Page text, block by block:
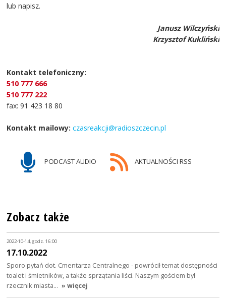
lub napisz.
Janusz Wilczyński
Krzysztof Kukliński
Kontakt telefoniczny:
510 777 666
510 777 222
fax: 91 423 18 80
Kontakt mailowy: czasreakcji@radioszczecin.pl
PODCAST AUDIO AKTUALNOŚCI RSS
Zobacz także
2022-10-14, godz. 16:00
17.10.2022
Sporo pytań dot. Cmentarza Centralnego - powrócił temat dostępności
toalet i śmietników, a także sprzątania liści. Naszym gościem był
rzecznik miasta… » więcej